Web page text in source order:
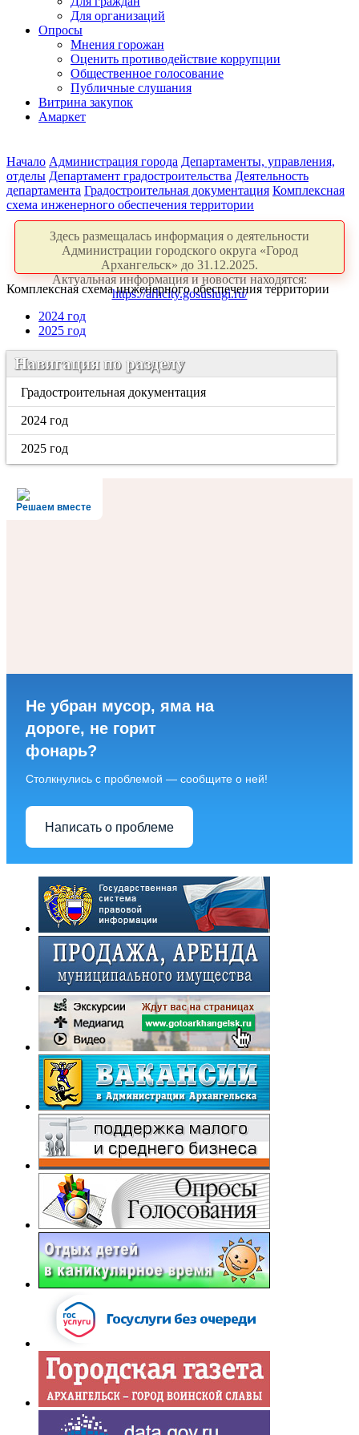
Для организаций
Опросы
Мнения горожан
Оценить противодействие коррупции
Общественное голосование
Публичные слушания
Витрина закупок
Амаркет
Начало Администрация города Департаменты, управления,
отделы Департамент градостроительства Деятельность
департамента Градостроительная документация Комплексная
схема инженерного обеспечения территории
Здесь размещалась информация о деятельности
Администрации городского округа «Город
Архангельск» до 31.12.2025.
Актуальная информация и новости находятся:
https://arhcity.gosuslugi.ru/
Комплексная схема инженерного обеспечения территории
2024 год
2025 год
Навигация по разделу
Градостроительная документация
2024 год
2025 год
Решаем вместе
Не убран мусор, яма на
дороге, не горит
фонарь?
Столкнулись с проблемой — сообщите о ней!
Написать о проблеме